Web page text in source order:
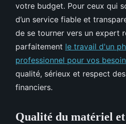
votre budget. Pour ceux qui
d’un service fiable et
de se tourner vers un expert
parfaitement le travail d'un
professionnel pour vos
qualité, sérieux et respect
financiers.
Qualité du matériel et